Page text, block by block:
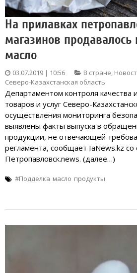
На прилавках
магазинов продавалось
масло
03.07.2019 | 10:56 В стране,
Северо-Казахстанская область
Департаментом контроля качества
товаров и услуг Северо-
осуществления мониторинга
выявлены факты выпуска в
продукции, не отвечающей
регламента, сообщает IaNews.kz со
Петропавловск.news. (далее…)
#Подделка масло продукты